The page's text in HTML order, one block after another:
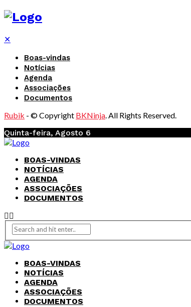
✕
Boas-vindas
Notícias
Agenda
Associações
Documentos
Rubik - © Copyright BKNinja. All Rights Reserved.
Quinta-feira, Agosto 6
BOAS-VINDAS
NOTÍCIAS
AGENDA
ASSOCIAÇÕES
DOCUMENTOS
BOAS-VINDAS
NOTÍCIAS
AGENDA
ASSOCIAÇÕES
DOCUMENTOS